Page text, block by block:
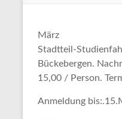
März
Stadtteil-
Bückebergen.
15,00 / Person.
Anmeldung